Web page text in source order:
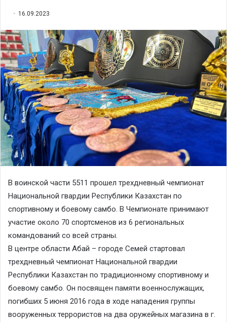
16.09.2023
В воинской части 5511 прошел трехдневный чемпионат
Национальной гвардии Республики Казахстан по
спортивному и боевому самбо. В Чемпионате принимают
участие около 70 спортсменов из 6 региональных
командований со всей страны.
В центре области Абай – городе Семей стартовал
трехдневный чемпионат Национальной гвардии
Республики Казахстан по традиционному спортивному и
боевому самбо. Он посвящен памяти военнослужащих,
погибших 5 июня 2016 года в ходе нападения группы
вооруженных террористов на два оружейных магазина в г.